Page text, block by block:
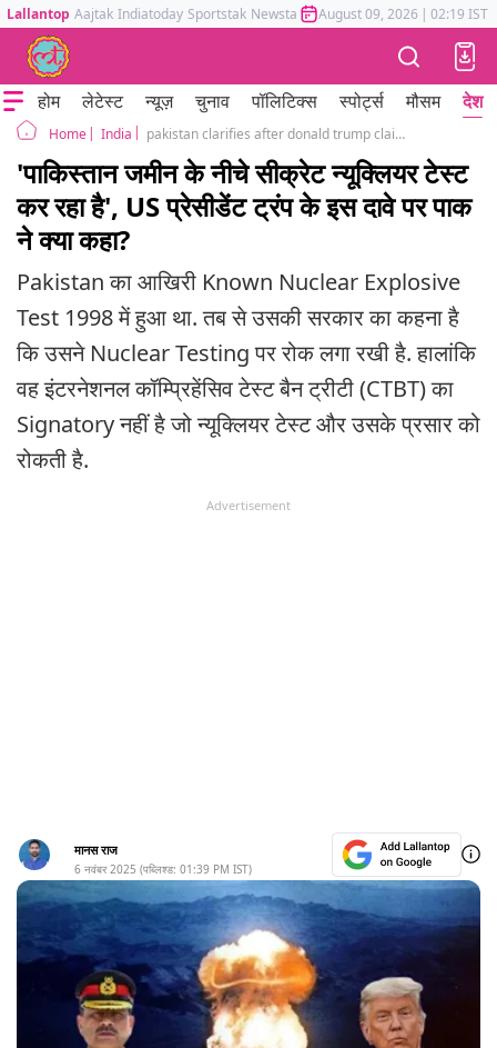
Lallantop Aajtak Indiatoday Sportstak Newstak Mumbai Tak Astrotak
August 09, 2026 | 02:19 IST
होम लेटेस्ट न्यूज़ चुनाव पॉलिटिक्स स्पोर्ट्स मौसम देश
Home India pakistan clarifies after donald trump claimed that pakistan is doing underground nuclear test
'पाकिस्तान जमीन के नीचे सीक्रेट न्यूक्लियर टेस्ट
कर रहा है', US प्रेसीडेंट ट्रंप के इस दावे पर पाक
ने क्या कहा?
Pakistan का आखिरी Known Nuclear Explosive
Test 1998 में हुआ था. तब से उसकी सरकार का कहना है
कि उसने Nuclear Testing पर रोक लगा रखी है. हालांकि
वह इंटरनेशनल कॉम्प्रिहेंसिव टेस्ट बैन ट्रीटी (CTBT) का
Signatory नहीं है जो न्यूक्लियर टेस्ट और उसके प्रसार को
रोकती है.
Advertisement
मानस राज
6 नवंबर 2025 (पब्लिश्ड: 01:39 PM IST)